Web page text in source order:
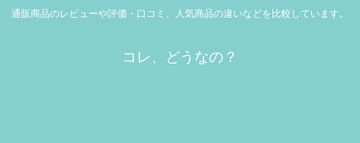
通販商品のレビューや評価・口コミ、人気商品の違いなどを比較しています。
コレ、どうなの？